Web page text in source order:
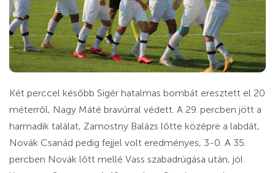
Két perccel később Sigér hatalmas bombát eresztett el 20
méterről, Nagy Máté bravúrral védett. A 29. percben jött a
harmadik találat, Zamostny Balázs lőtte középre a labdát,
Novák Csanád pedig fejjel volt eredményes, 3-0. A 35.
percben Novák lőtt mellé Vass szabadrúgása után, jól